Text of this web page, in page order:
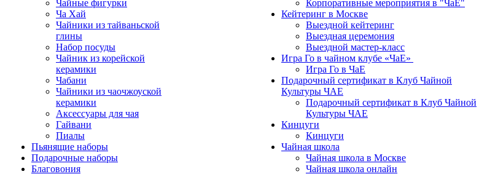
Чайные фигурки
Ча Хай
Чайники из тайваньской
глины
Набор посуды
Чайник из корейской
керамики
Чабани
Чайники из чаочжоуской
керамики
Аксессуары для чая
Гайвани
Пиалы
Пьянящие наборы
Подарочные наборы
Благовония
Корпоративные мероприятия в "ЧаЕ"
Кейтеринг в Москве
Выездной кейтеринг
Выездная церемония
Выездной мастер-класс
Игра Го в чайном клубе «ЧаЕ»
Игра Го в ЧаЕ
Подарочный сертификат в Клуб Чайной
Культуры ЧАЕ
Подарочный сертификат в Клуб Чайной
Культуры ЧАЕ
Кинцуги
Кинцуги
Чайная школа
Чайная школа в Москве
Чайная школа онлайн